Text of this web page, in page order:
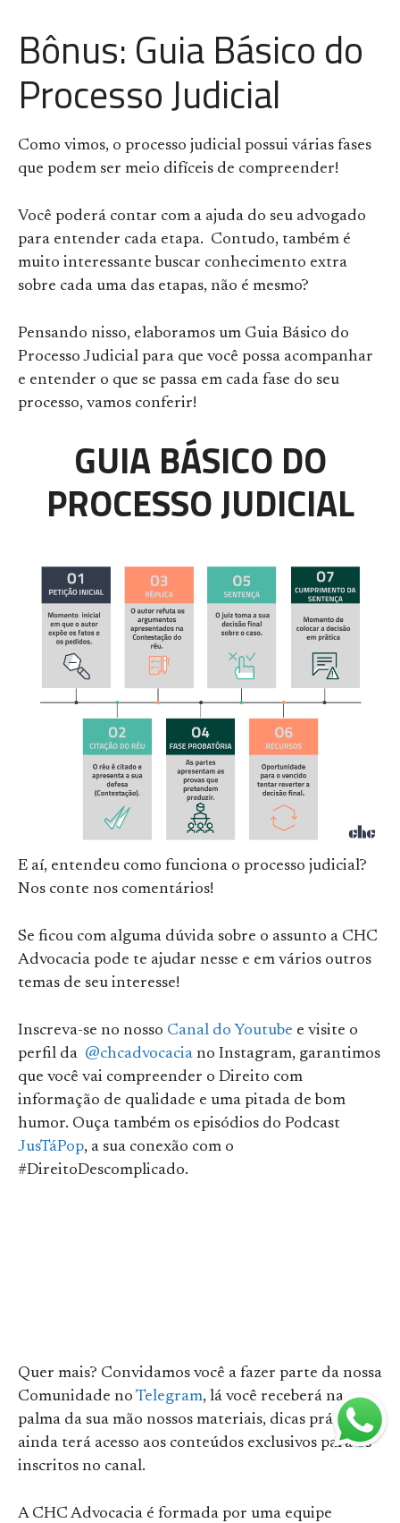
Bônus: Guia Básico do
Processo Judicial
Como vimos, o processo judicial possui várias fases
que podem ser meio difíceis de compreender!
Você poderá contar com a ajuda do seu advogado
para entender cada etapa. Contudo, também é
muito interessante buscar conhecimento extra
sobre cada uma das etapas, não é mesmo?
Pensando nisso, elaboramos um Guia Básico do
Processo Judicial para que você possa acompanhar
e entender o que se passa em cada fase do seu
processo, vamos conferir!
GUIA BÁSICO DO
PROCESSO JUDICIAL
E aí, entendeu como funciona o processo judicial?
Nos conte nos comentários!
Se ficou com alguma dúvida sobre o assunto a CHC
Advocacia pode te ajudar nesse e em vários outros
temas de seu interesse!
Inscreva-se no nosso Canal do Youtube e visite o
perfil da @chcadvocacia no Instagram, garantimos
que você vai compreender o Direito com
informação de qualidade e uma pitada de bom
humor. Ouça também os episódios do Podcast
JusTáPop, a sua conexão com o
#DireitoDescomplicado.
Quer mais? Convidamos você a fazer parte da nossa
Comunidade no Telegram, lá você receberá na
palma da sua mão nossos materiais, dicas práticas e
ainda terá acesso aos conteúdos exclusivos para os
inscritos no canal.
A CHC Advocacia é formada por uma equipe